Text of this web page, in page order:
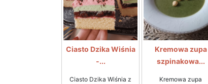
Ciasto Dzika Wiśnia
-...
Ciasto Dzika Wiśnia z
Kremowa zupa
szpinakowa...
Kremowa zupa